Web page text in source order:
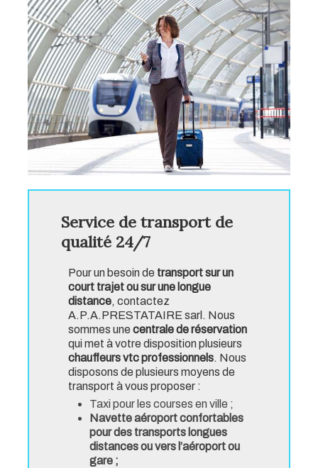
Service de transport de
qualité 24/7
Pour un besoin de transport sur un
court trajet ou sur une longue
distance, contactez
A.P.A.PRESTATAIRE sarl. Nous
sommes une centrale de réservation
qui met à votre disposition plusieurs
chauffeurs vtc professionnels. Nous
disposons de plusieurs moyens de
transport à vous proposer :
Taxi pour les courses en ville ;
Navette aéroport confortables
pour des transports longues
distances ou vers l’aéroport ou
gare ;